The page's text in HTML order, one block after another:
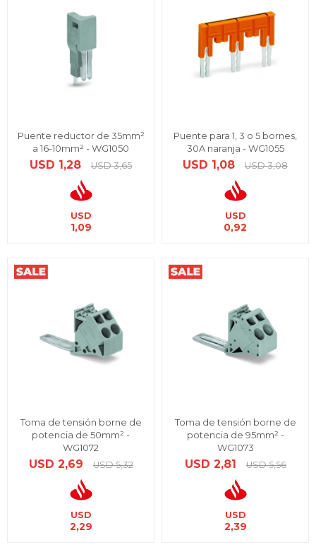
Puente reductor de 35mm²
a 16-10mm² - WG1050
USD 1,28 USD 3,65
USD
1,09
Puente para 1, 3 o 5 bornes,
30A naranja - WG1055
USD 1,08 USD 3,08
USD
0,92
Toma de tensión borne de
potencia de 50mm² -
WG1072
USD 2,69 USD 5,32
USD
2,29
Toma de tensión borne de
potencia de 95mm² -
WG1073
USD 2,81 USD 5,56
USD
2,39